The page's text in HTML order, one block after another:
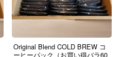
Original Blend COLD BREW コ
ーヒーパック（お買い得バラ60